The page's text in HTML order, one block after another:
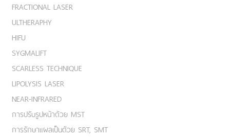
FRACTIONAL LASER
ULTHERAPHY
HIFU
SYGMALIFT
SCARLESS TECHNIQUE
LIPOLYSIS LASER
NEAR-INFRARED
การปรับรูปหน้าด้วย MST
การรักษาแผลเป็นด้วย SRT, SMT